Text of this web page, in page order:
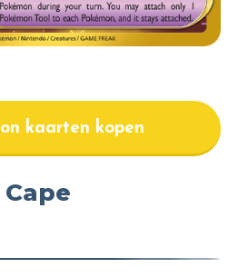
kaarten kopen